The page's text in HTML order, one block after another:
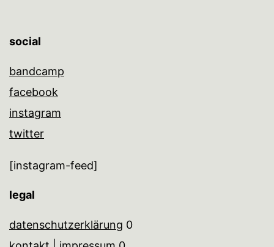
social
bandcamp
facebook
instagram
twitter
[instagram-feed]
legal
datenschutzerklärung 0